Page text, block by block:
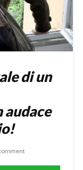
di un
audace